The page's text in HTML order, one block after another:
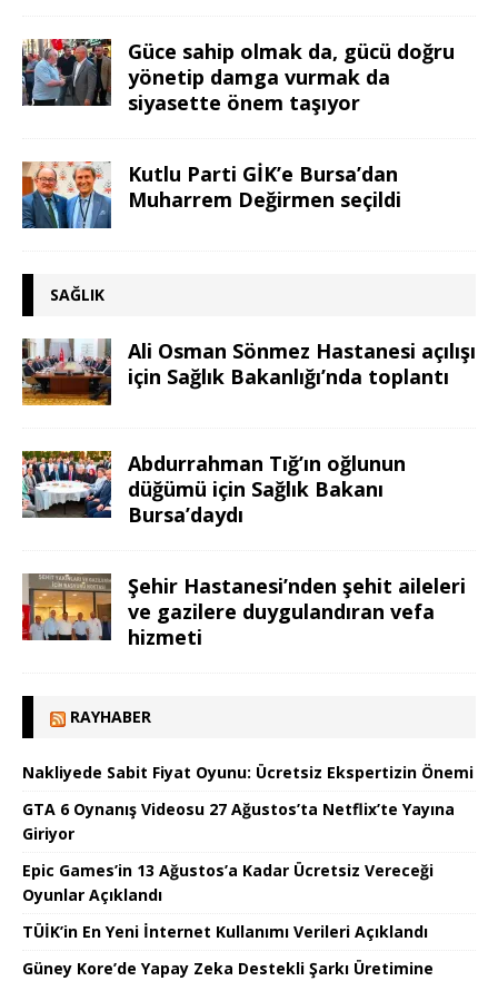
Güce sahip olmak da, gücü doğru
yönetip damga vurmak da
siyasette önem taşıyor
Kutlu Parti GİK’e Bursa’dan
Muharrem Değirmen seçildi
SAĞLIK
Ali Osman Sönmez Hastanesi açılışı
için Sağlık Bakanlığı’nda toplantı
Abdurrahman Tığ’ın oğlunun
düğümü için Sağlık Bakanı
Bursa’daydı
Şehir Hastanesi’nden şehit aileleri
ve gazilere duygulandıran vefa
hizmeti
RAYHABER
Nakliyede Sabit Fiyat Oyunu: Ücretsiz Ekspertizin Önemi
GTA 6 Oynanış Videosu 27 Ağustos’ta Netflix’te Yayına
Giriyor
Epic Games’in 13 Ağustos’a Kadar Ücretsiz Vereceği
Oyunlar Açıklandı
TÜİK’in En Yeni İnternet Kullanımı Verileri Açıklandı
Güney Kore’de Yapay Zeka Destekli Şarkı Üretimine